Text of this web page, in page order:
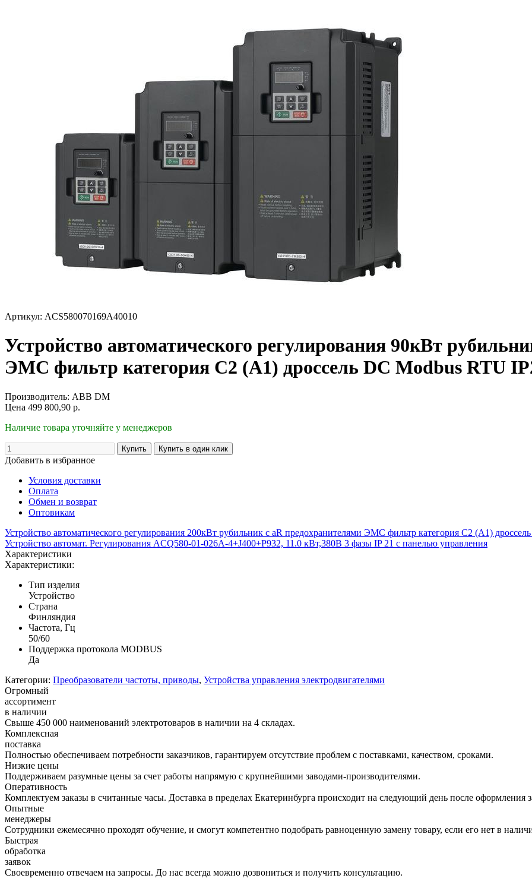
Артикул: ACS580070169A40010
Устройство автоматического регулирования 90кВт
ЭМС фильтр категория С2 (А1) дроссель DC Modbus RTU
Производитель: ABB DM
Цена 499 800,90 р.
Наличие товара уточняйте у менеджеров
Добавить в избранное
Условия доставки
Оплата
Обмен и возврат
Оптовикам
Устройство автоматического регулирования 200кВт рубильник с aR предохранителями ЭМС фильтр категория С2 (А1)
Устройство автомат. Регулирования ACQ580-01-026A-4+J400+P932, 11.0 кВт,380В 3 фазы IP 21 с панелью управления
Характеристики
Характеристики:
Тип изделия
Устройство
Страна
Финляндия
Частота, Гц
50/60
Поддержка протокола MODBUS
Да
Категории: Преобразователи частоты, приводы, Устройства управления электродвигателями
Огромный
ассортимент
в наличии
Свыше 450 000 наименований электротоваров в наличии на 4 складах.
Комплексная
поставка
Полностью обеспечиваем потребности заказчиков, гарантируем отсутствие проблем с поставками, качеством, сроками.
Низкие цены
Поддерживаем разумные цены за счет работы напрямую с крупнейшими заводами-производителями.
Оперативность
Комплектуем заказы в считанные часы. Доставка в пределах Екатеринбурга происходит на следующий день после оформления
Опытные
менеджеры
Сотрудники ежемесячно проходят обучение, и смогут компетентно подобрать равноценную замену товару, если его нет в
Быстрая
обработка
заявок
Своевременно отвечаем на запросы. До нас всегда можно дозвониться и получить консультацию.